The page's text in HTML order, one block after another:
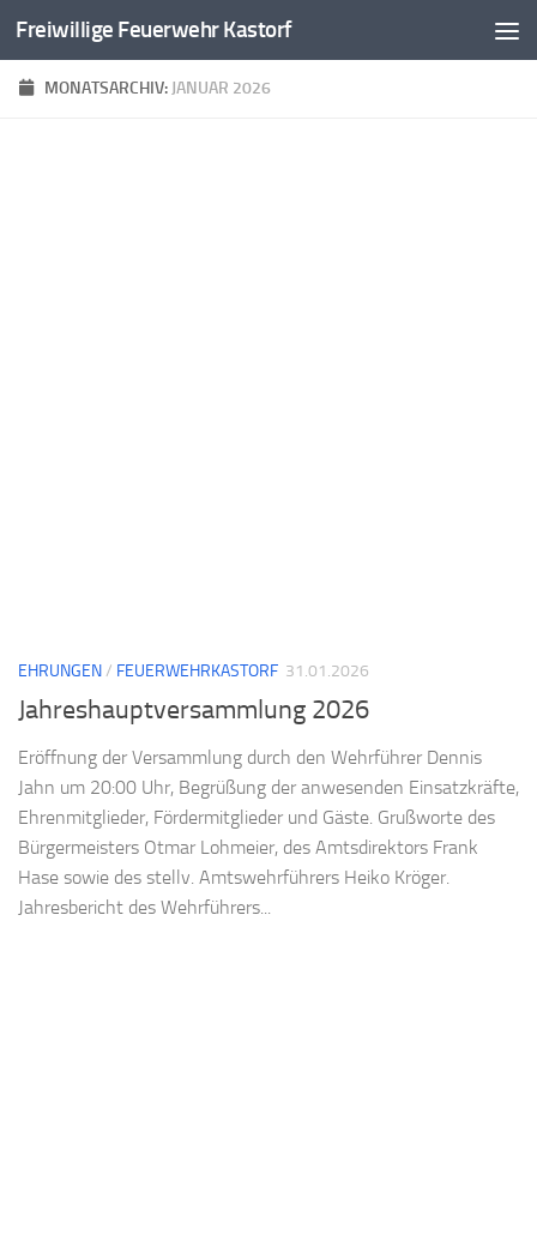
Zum Inhalt springen
Freiwillige Feuerwehr Kastorf
MONATSARCHIV: JANUAR 2026
EHRUNGEN/ FEUERWEHRKASTORF 31.01.2026
Jahreshauptversammlung 2026
Eröffnung der Versammlung durch den Wehrführer Dennis
Jahn um 20:00 Uhr, Begrüßung der anwesenden Einsatzkräfte,
Ehrenmitglieder, Fördermitglieder und Gäste. Grußworte des
Bürgermeisters Otmar Lohmeier, des Amtsdirektors Frank
Hase sowie des stellv. Amtswehrführers Heiko Kröger.
Jahresbericht des Wehrführers...